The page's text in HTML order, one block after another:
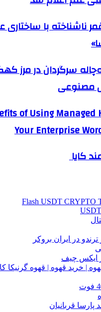
با ساختاری
سرگردان در مرز
of Using Managed
Your Enterprise
کایا
Flash USDT CRYPTO
در ایران بروکر
ایکس چیف
| خرید قهوه | قهوه گرنیکا
پارسا قربانیان